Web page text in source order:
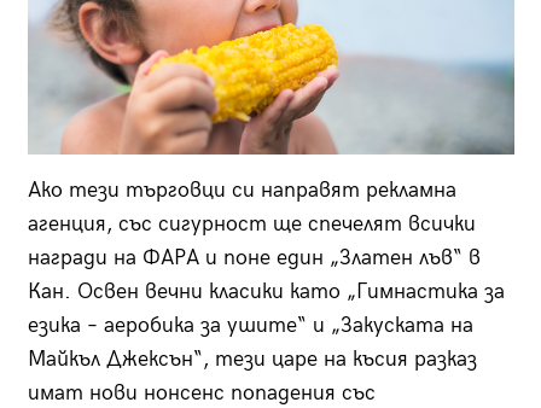
Ако тези търговци си направят рекламна
агенция, със сигурност ще спечелят всички
награди на ФАРА и поне един „Златен лъв“ в
Кан. Освен вечни класики като „Гимнастика за
езика – аеробика за ушите“ и „Закуската на
Майкъл Джексън“, тези царе на късия разказ
имат нови нонсенс попадения със